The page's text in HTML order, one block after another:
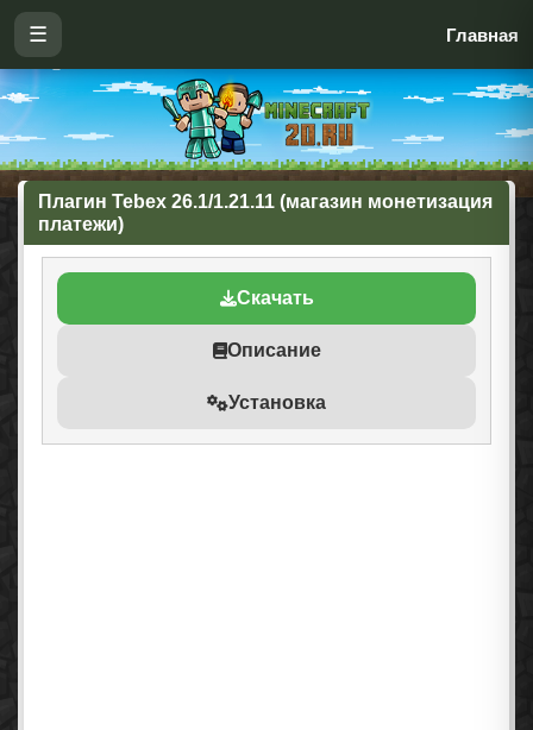
☰ Главная
Плагин Tebex 26.1/1.21.11 (магазин монетизация
платежи)
Скачать
Описание
Установка